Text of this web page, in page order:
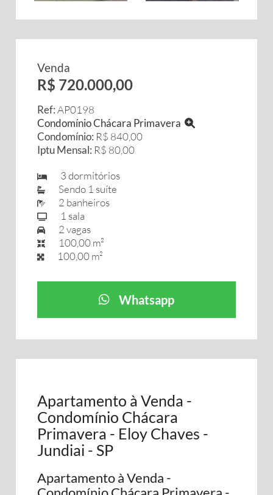
Venda
R$ 720.000,00
Ref:AP0198
Condomínio Chácara Primavera
Condomínio: R$ 840,00
Iptu Mensal: R$ 80,00
3 dormitórios
Sendo 1 suíte
2 banheiros
1 sala
2 vagas
100,00 m²
100,00 m²
Whatsapp
Apartamento à Venda -
Condomínio Chácara
Primavera - Eloy Chaves -
Jundiai - SP
Apartamento à Venda -